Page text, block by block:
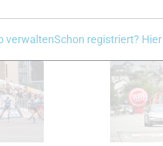
verwaltenSchon registriert?